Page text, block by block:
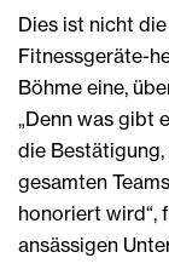
Dies ist nicht
Fitnessgeräte-
Böhme eine,
„Denn was gibt
die
gesamten
honoriert wird“,
ansässigen